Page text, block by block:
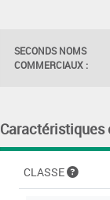
SECONDS NOMS
COMMERCIAUX :
Caractéristiques
CLASSE